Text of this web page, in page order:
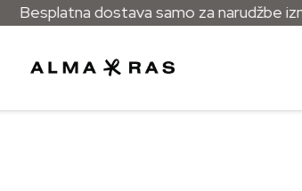
Besplatna dostava samo za narudžbe